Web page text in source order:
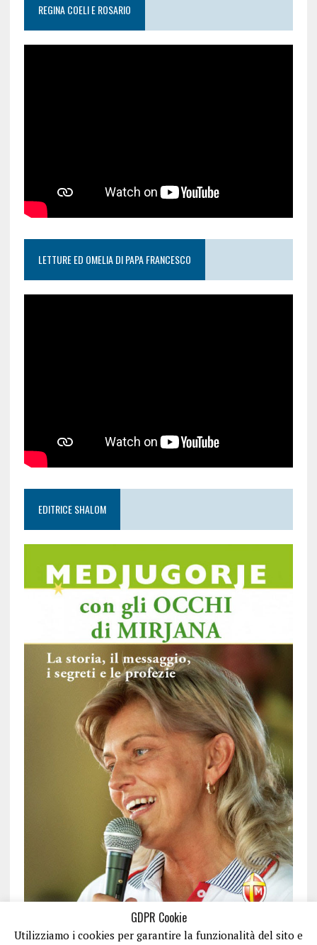
REGINA COELI E ROSARIO
LETTURE ED OMELIA DI PAPA FRANCESCO
EDITRICE SHALOM
GDPR Cookie
Utilizziamo i cookies per garantire la funzionalità del sito e